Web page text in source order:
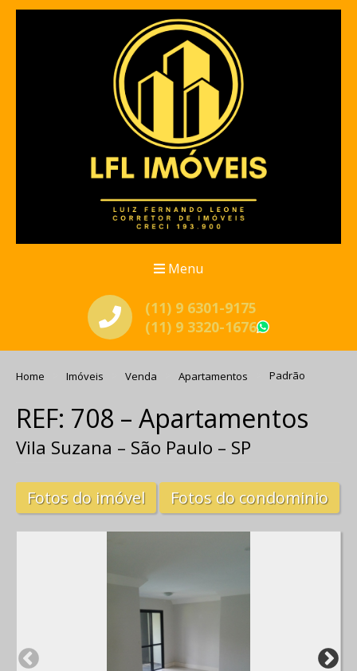
Menu
(11) 9 6301-9175
(11) 9 3320-1676
Home Imóveis Venda Apartamentos Padrão
REF: 708 – Apartamentos
Vila Suzana – São Paulo – SP
Fotos do imóvel Fotos do condominio